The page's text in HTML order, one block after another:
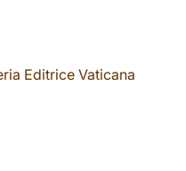
Editrice Vaticana